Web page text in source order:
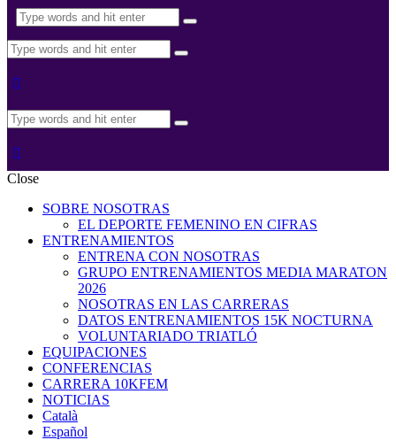
Close
SOBRE NOSOTRAS
EL DEPORTE FEMENINO EN CIFRAS
ENTRENAMIENTOS
ENTRENA CON NOSOTRAS
GRUPO ENTRENAMIENTOS MEDIA MARATON
2026
NOSOTRAS EN LAS CARRERAS
DATOS ENTRENAMIENTOS 15K NOCTURNA
VOLUNTARIADO TRIATLÓ
EQUIPACIONES
CONFERENCIAS
CARRERA 10KFEM
NOTICIAS
Català
Español